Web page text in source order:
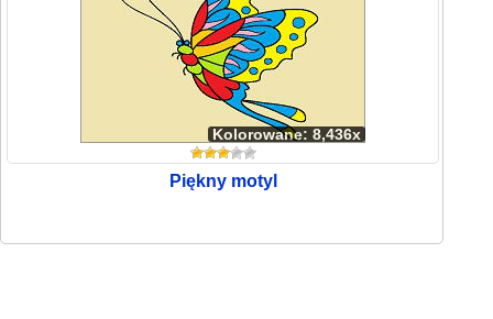
Kolorowane: 8,436x
Piękny motyl